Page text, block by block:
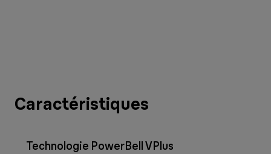
Caractéristiques
Technologie PowerBell VPlus